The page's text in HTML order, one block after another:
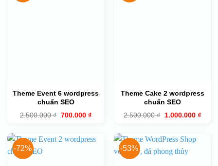
Theme Event 6 wordpress
chuẩn SEO
2.500.000₫ Giá
700.000 ₫Giá
700.000 ₫.
Theme Cake 2 wordpress
chuẩn SEO
2.500.000₫
Giá
1.000.000 ₫Giá
-72% -53%